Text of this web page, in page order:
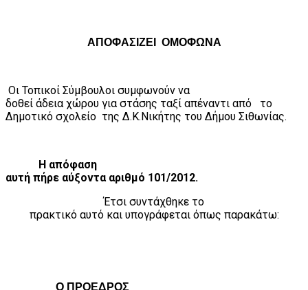
ΑΠΟΦΑΣΙΖΕΙ ΟΜΟΦΩΝΑ
Οι Τοπικοί Σύμβουλοι συμφωνούν να
δοθεί άδεια χώρου για στάσης ταξί απέναντι από
το
Δημοτικό σχολείο της Δ.Κ.Νικήτης του Δήμου Σιθωνίας.
Η απόφαση
αυτή πήρε αύξοντα αριθμό 101/2012.
Έτσι συντάχθηκε το
πρακτικό αυτό και υπογράφεται όπως παρακάτω:
Ο ΠΡΟΕΔΡΟΣ